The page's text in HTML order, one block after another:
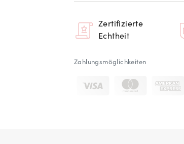
Zertifizierte
Echtheit
Zahlungsmöglichkeiten